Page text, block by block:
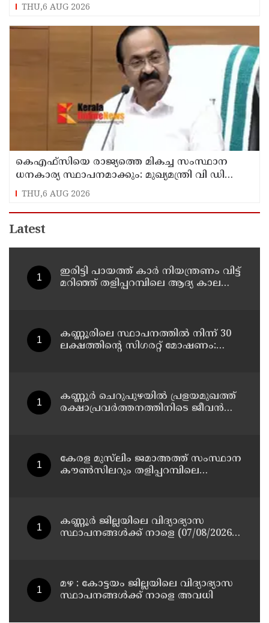
THU,6 AUG 2026
കെഎഫ്‌സിയെ രാജ്യത്തെ മികച്ച സംസ്ഥാന
ധനകാര്യ സ്ഥാപനമാക്കും: മുഖ്യമന്ത്രി വി ഡി
സതീശൻ
THU,6 AUG 2026
Latest
ഇരിട്ടി പായത്ത് കാർ നിയന്ത്രണം വിട്ട്
മറിഞ്ഞ് തളിപ്പറമ്പിലെ ആദ്യ കാല
കണ്ണൂരിലെ സ്ഥാപനത്തിൽ നിന്ന് 30
ലക്ഷത്തിന്റെ സിഗരറ്റ് മോഷണം:
കണ്ണൂർ ചെറുപുഴയിൽ പ്രളയമുഖത്ത്
രക്ഷാപ്രവർത്തനത്തിനിടെ ജീവൻ
കേരള മുസ്‌ലിം ജമാഅത്ത് സംസ്ഥാന
കൗൺസിലറും തളിപ്പറമ്പിലെ
കണ്ണൂർ ജില്ലയിലെ വിദ്യാഭ്യാസ
സ്ഥാപനങ്ങള്‍ക്ക് നാളെ (07/08/2026),
മഴ : കോട്ടയം ജില്ലയിലെ വിദ്യാഭ്യാസ
സ്ഥാപനങ്ങൾക്ക് നാളെ അവധി